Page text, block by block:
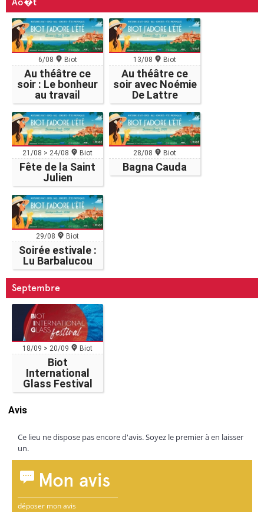
6/08 Biot
Au théâtre ce
soir : Le bonheur
au travail
13/08 Biot
Au théâtre ce
soir avec Noémie
De Lattre
21/08 > 24/08 Biot
Fête de la Saint
Julien
28/08 Biot
Bagna Cauda
29/08 Biot
Soirée estivale :
Lu Barbalucou
Septembre
18/09 > 20/09 Biot
Biot
International
Glass Festival
Avis
Ce lieu ne dispose pas encore d'avis. Soyez le premier à en laisser
un.
Mon avis
déposer mon avis